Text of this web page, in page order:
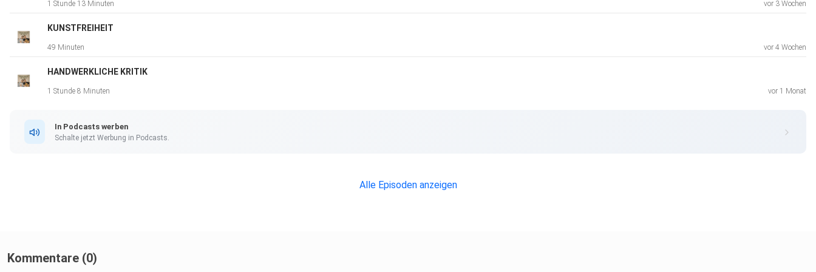
1 Stunde 13 Minuten vor 3 Wochen
KUNSTFREIHEIT
49 Minuten vor 4 Wochen
HANDWERKLICHE KRITIK
1 Stunde 8 Minuten vor 1 Monat
In Podcasts werben
Schalte jetzt Werbung in Podcasts.
Alle Episoden anzeigen
Kommentare (0)